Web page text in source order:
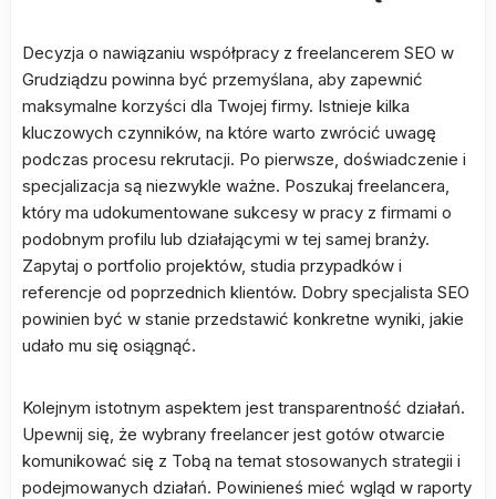
Decyzja o nawiązaniu współpracy z freelancerem SEO w
Grudziądzu powinna być przemyślana, aby zapewnić
maksymalne korzyści dla Twojej firmy. Istnieje kilka
kluczowych czynników, na które warto zwrócić uwagę
podczas procesu rekrutacji. Po pierwsze, doświadczenie i
specjalizacja są niezwykle ważne. Poszukaj freelancera,
który ma udokumentowane sukcesy w pracy z firmami o
podobnym profilu lub działającymi w tej samej branży.
Zapytaj o portfolio projektów, studia przypadków i
referencje od poprzednich klientów. Dobry specjalista SEO
powinien być w stanie przedstawić konkretne wyniki, jakie
udało mu się osiągnąć.
Kolejnym istotnym aspektem jest transparentność działań.
Upewnij się, że wybrany freelancer jest gotów otwarcie
komunikować się z Tobą na temat stosowanych strategii i
podejmowanych działań. Powinieneś mieć wgląd w raporty